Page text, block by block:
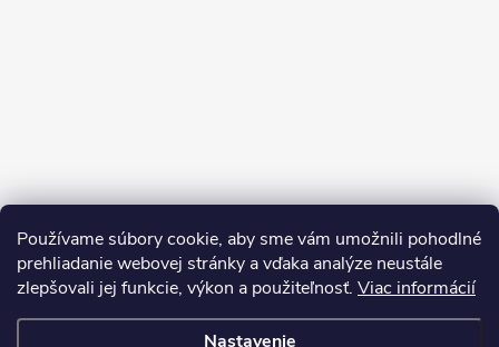
Používame súbory cookie, aby sme vám umožnili pohodlné
prehliadanie webovej stránky a vďaka analýze neustále
zlepšovali jej funkcie, výkon a použiteľnosť. Viac informácií
Nastavenie